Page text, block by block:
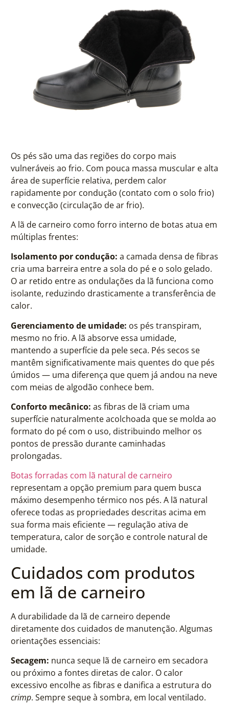
Os pés são uma das regiões do corpo mais
vulneráveis ao frio. Com pouca massa muscular e alta
área de superfície relativa, perdem calor
rapidamente por condução (contato com o solo frio)
e convecção (circulação de ar frio).
A lã de carneiro como forro interno de botas atua em
múltiplas frentes:
Isolamento por condução: a camada densa de fibras
cria uma barreira entre a sola do pé e o solo gelado.
O ar retido entre as ondulações da lã funciona como
isolante, reduzindo drasticamente a transferência de
calor.
Gerenciamento de umidade: os pés transpiram,
mesmo no frio. A lã absorve essa umidade,
mantendo a superfície da pele seca. Pés secos se
mantêm significativamente mais quentes do que pés
úmidos — uma diferença que quem já andou na neve
com meias de algodão conhece bem.
Conforto mecânico: as fibras de lã criam uma
superfície naturalmente acolchoada que se molda ao
formato do pé com o uso, distribuindo melhor os
pontos de pressão durante caminhadas
prolongadas.
Botas forradas com lã natural de carneiro
representam a opção premium para quem busca
máximo desempenho térmico nos pés. A lã natural
oferece todas as propriedades descritas acima em
sua forma mais eficiente — regulação ativa de
temperatura, calor de sorção e controle natural de
umidade.
Cuidados com produtos
em lã de carneiro
A durabilidade da lã de carneiro depende
diretamente dos cuidados de manutenção. Algumas
orientações essenciais:
Secagem: nunca seque lã de carneiro em secadora
ou próximo a fontes diretas de calor. O calor
excessivo encolhe as fibras e danifica a estrutura do
crimp. Sempre seque à sombra, em local ventilado.